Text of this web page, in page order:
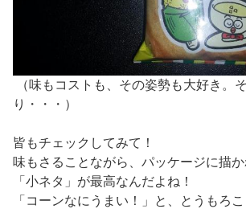
（味もコストも、その姿勢も大好き。
り・・・）
皆もチェックしてみて！
味もさることながら、パッケージに描
「小ネタ」が最高なんだよね！
「コーンなにうまい！」と、とうもろ